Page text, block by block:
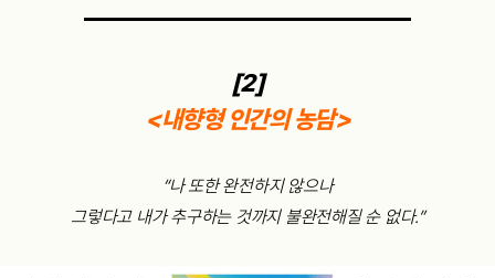
[2]
<내향형 인간의 농담>
“나 또한 완전하지 않으나
그렇다고 내가 추구하는 것까지 불완전해질 순 없다.”